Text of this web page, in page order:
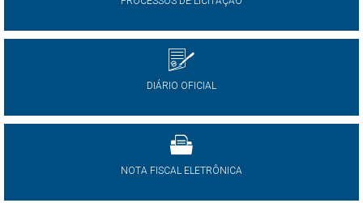
DIÁRIO OFICIAL
NOTA FISCAL ELETRÔNICA